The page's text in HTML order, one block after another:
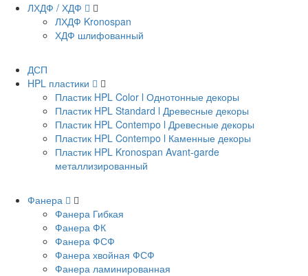
ЛХДФ / ХДФ
ЛХДФ Kronospan
ХДФ шлифованный
ДСП
HPL пластики
Пластик HPL Color l Однотонные декоры
Пластик HPL Standard l Древесные декоры
Пластик HPL Contempo l Древесные декоры
Пластик HPL Contempo l Каменные декоры
Пластик HPL Kronospan Avant-garde
металлизированный
Фанера
Фанера Гибкая
Фанера ФК
Фанера ФСФ
Фанера хвойная ФСФ
Фанера ламинированная